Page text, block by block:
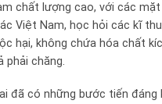
chất lượng cao, với các
Việt Nam, học hỏi các kĩ
hại, không chứa hóa chất
phải chăng.
đã có những bước tiến